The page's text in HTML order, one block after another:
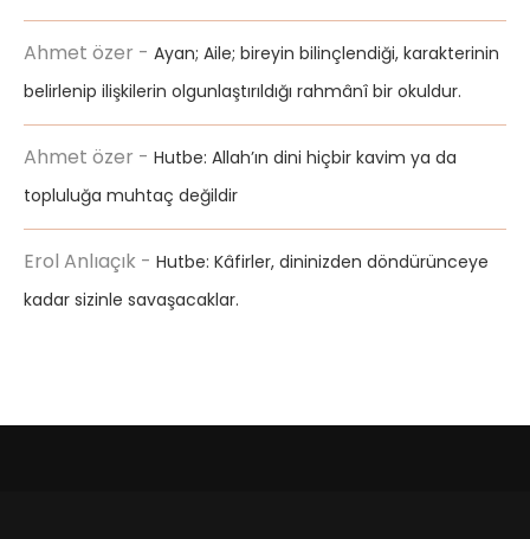
Ahmet özer - Ayan; Aile; bireyin bilinçlendiği, karakterinin
belirlenip ilişkilerin olgunlaştırıldığı rahmânî bir okuldur.
Ahmet özer - Hutbe: Allah’ın dini hiçbir kavim ya da
topluluğa muhtaç değildir
Erol Anlıaçık - Hutbe: Kâfirler, dininizden döndürünceye
kadar sizinle savaşacaklar.